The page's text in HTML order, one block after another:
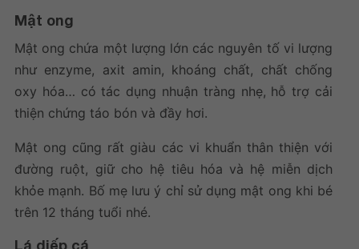
Mật ong
Mật ong chứa một lượng lớn các nguyên tố vi lượng
như enzyme, axit amin, khoáng chất, chất chống
oxy hóa… có tác dụng nhuận tràng nhẹ, hỗ trợ cải
thiện chứng táo bón và đầy hơi.
Mật ong cũng rất giàu các vi khuẩn thân thiện với
đường ruột, giữ cho hệ tiêu hóa và hệ miễn dịch
khỏe mạnh. Bố mẹ lưu ý chỉ sử dụng mật ong khi bé
trên 12 tháng tuổi nhé.
Lá diếp cá